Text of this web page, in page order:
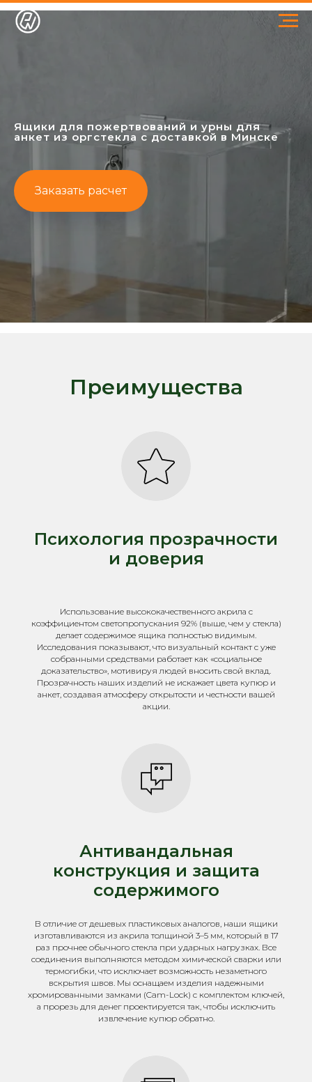
Ящики для пожертвований и урны для
анкет из оргстекла с доставкой в Минске
Заказать расчет
Преимущества
Психология прозрачности
и доверия
Использование высококачественного акрила с
коэффициентом светопропускания 92% (выше, чем у стекла)
делает содержимое ящика полностью видимым.
Исследования показывают, что визуальный контакт с уже
собранными средствами работает как «социальное
доказательство», мотивируя людей вносить свой вклад.
Прозрачность наших изделий не искажает цвета купюр и
анкет, создавая атмосферу открытости и честности вашей
акции.
Антивандальная
конструкция и защита
содержимого
В отличие от дешевых пластиковых аналогов, наши ящики
изготавливаются из акрила толщиной 3–5 мм, который в 17
раз прочнее обычного стекла при ударных нагрузках. Все
соединения выполняются методом химической сварки или
термогибки, что исключает возможность незаметного
вскрытия швов. Мы оснащаем изделия надежными
хромированными замками (Cam-Lock) с комплектом ключей,
а прорезь для денег проектируется так, чтобы исключить
извлечение купюр обратно.